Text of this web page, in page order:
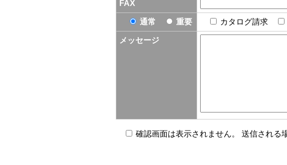
FAX
通常 重要 カタログ請求
メッセージ
確認画面は表示されません。 送信される